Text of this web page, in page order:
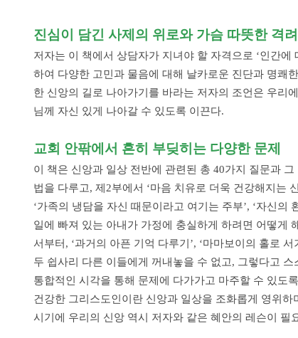
진심이 담긴 사제의 위로와 가슴 따뜻한 격려
저자는 이 책에서 상담자가 지녀야 할 자격으로 ‘인간
하여 다양한 고민과 물음에 대해 날카로운 진단과 명쾌
한 신앙의 길로 나아가기를 바라는 저자의 조언은 우리
님께 자신 있게 나아갈 수 있도록 이끈다.
교회 안팎에서 흔히 부딪히는 다양한 문제
이 책은 신앙과 일상 전반에 관련된 총 40가지 질문과
법을 다루고, 제2부에서 ‘마음 치유로 더욱 건강해지는
‘가족의 냉담을 자신 때문이라고 여기는 주부’, ‘자신
일에 빠져 있는 아내가 가정에 충실하게 하려면 어떻게
서부터, ‘과거의 아픈 기억 다루기’, ‘마마보이의 홀로
두 쉽사리 다른 이들에게 꺼내놓을 수 없고, 그렇다고
통합적인 시각을 통해 문제에 다가가고 마주할 수 있도
건강한 그리스도인이란 신앙과 일상을 조화롭게 영위
시기에 우리의 신앙 역시 저자와 같은 혜안의 레슨이 필